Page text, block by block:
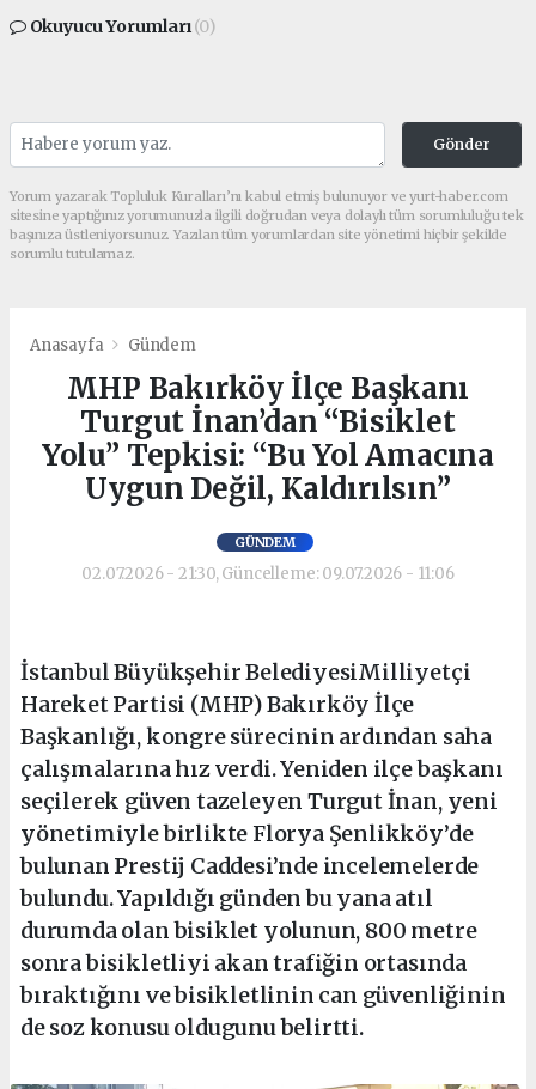
Okuyucu Yorumları(0)
Gönder
Yorum yazarak Topluluk Kuralları’nı kabul etmiş bulunuyor ve yurt-haber.com
sitesine yaptığınız yorumunuzla ilgili doğrudan veya dolaylı tüm sorumluluğu tek
başınıza üstleniyorsunuz. Yazılan tüm yorumlardan site yönetimi hiçbir şekilde
sorumlu tutulamaz.
Anasayfa Gündem
MHP Bakırköy İlçe Başkanı
Turgut İnan’dan “Bisiklet
Yolu” Tepkisi: “Bu Yol Amacına
Uygun Değil, Kaldırılsın”
GÜNDEM
02.07.2026 - 21:30, Güncelleme: 09.07.2026 - 11:06
İstanbul Büyükşehir BelediyesiMilliyetçi
Hareket Partisi (MHP) Bakırköy İlçe
Başkanlığı, kongre sürecinin ardından saha
çalışmalarına hız verdi. Yeniden ilçe başkanı
seçilerek güven tazeleyen Turgut İnan, yeni
yönetimiyle birlikte Florya Şenlikköy’de
bulunan Prestij Caddesi’nde incelemelerde
bulundu. Yapıldığı günden bu yana atıl
durumda olan bisiklet yolunun, 800 metre
sonra bisikletliyi akan trafiğin ortasında
bıraktığını ve bisikletlinin can güvenliğinin
de soz konusu oldugunu belirtti.